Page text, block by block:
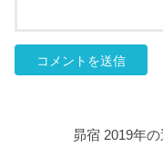
昴宿 2019年